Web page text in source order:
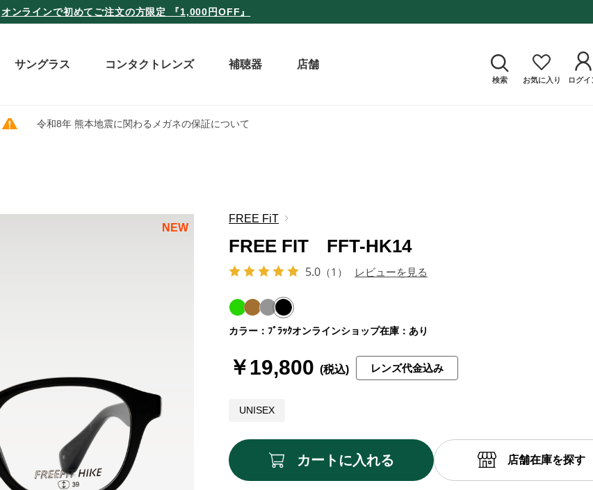
オンラインで初めてご注文の方限定 『1,000円OFF』
サングラス コンタクトレンズ 補聴器 店舗
検索 お気に入り ログイ
令和8年 熊本地震に関わるメガネの保証について
NEW
FREE FiT
カラー：ﾌﾞﾗｯｸオンラインショップ在庫：あり
￥19,800 レンズ代金込み
UNISEX
FREE FIT FFT-HK14
5.0 （1） レビューを見る
カートに入れる 店舗在庫を探す